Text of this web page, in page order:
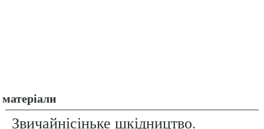
матеріали
Звичайнісіньке шкідництво.